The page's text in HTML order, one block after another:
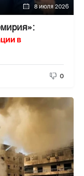
8 июля 2026
в
0